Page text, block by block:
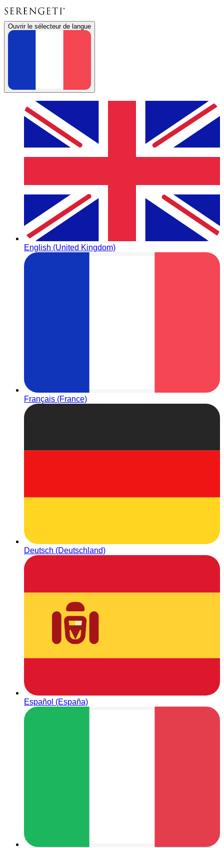
Ouvrir le sélecteur de langue
English (United Kingdom)
Français (France)
Deutsch (Deutschland)
Español (España)